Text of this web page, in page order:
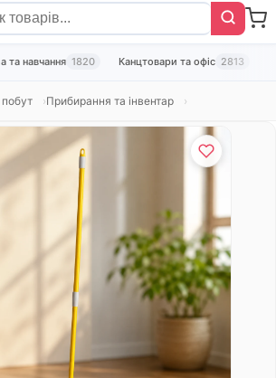
та навчання 1820 Канцтовари та офіс 2813
Прибирання та інвентар